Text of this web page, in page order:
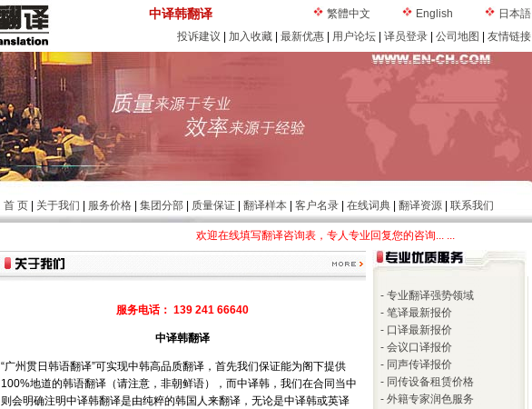
中译韩翻译 繁體中文 English
日本語
投诉建议
加入收藏 最新优惠 用户论坛 译员登录 公司地图 友情链接
首 页| 关于我们 服务价格| 集团分部| 质量保证| 翻译样本| 客户名录| 在线词典| 翻译资源| 联系我们
欢迎在线填写翻译咨询表，专人专业回复您的咨询... ...
服务电话： 139 241 66640
中译韩翻译
“广州贯日韩语翻译”可实现中韩高品质翻译，首先我们保证能为阁下提供
100%地道的韩语翻译（请注意，非朝鲜语），而中译韩，我们在合同当中
则会明确注明中译韩翻译是由纯粹的韩国人来翻译，无论是中译韩或英译
- 专业翻译强势领域
- 笔译最新报价
- 口译最新报价
- 会议口译报价
- 同声传译报价
- 同传设备租赁价格
- 外籍专家润色服务